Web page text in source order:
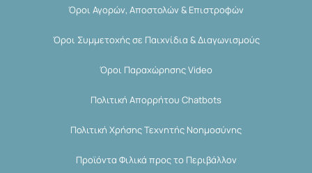
Όροι Αγορών, Αποστολών & Επιστροφών
Όροι Συμμετοχής σε Παιχνίδια & Διαγωνισμούς
Όροι Παραχώρησης Video
Πολιτική Απορρήτου Chatbots
Πολιτική Χρήσης Τεχνητής Νοημοσύνης
Προϊόντα Φιλικά προς το Περιβάλλον